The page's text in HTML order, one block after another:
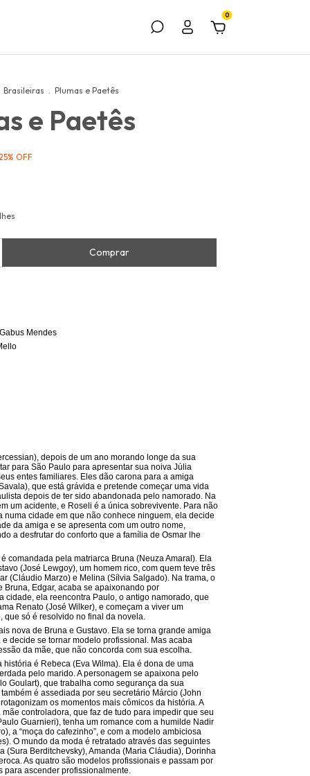
0
Brasileiras . Plumas e Paetês
e Paetês
% OFF
Mendes
depois de um ano morando longe da sua
para São Paulo para apresentar sua noiva Júlia
entes familiares. Eles dão carona para a amiga
que está grávida e pretende começar uma vida
depois de ter sido abandonada pelo namorado. Na
um acidente, e Roseli é a única sobrevivente. Para não
numa cidade em que não conhece ninguem, ela decide
da amiga e se apresenta com um outro nome,
a desfrutar do conforto que a família de Osmar lhe
comandada pela matriarca Bruna (Neuza Amaral). Ela
(José Lewgoy), um homem rico, com quem teve três
(Cláudio Marzo) e Melina (Sílvia Salgado). Na trama, o
Bruna, Edgar, acaba se apaixonando por
cidade, ela reencontra Paulo, o antigo namorado, que
Renato (José Wilker), e começam a viver um
que só é resolvido no final da novela.
nova de Bruna e Gustavo. Ela se torna grande amiga
decide se tornar modelo profissional. Mas acaba
da mãe, que não concorda com sua escolha.
história é Rebeca (Eva Wilma). Ela é dona de uma
pelo marido. A personagem se apaixona pelo
Goulart), que trabalha como segurança da sua
é assediada por seu secretário Márcio (John
os momentos mais cômicos da história. A
controladora, que faz de tudo para impedir que seu
Guarnieri), tenha um romance com a humilde Nadir
a “moça do cafezinho”, e com a modelo ambiciosa
O mundo da moda é retratado através das seguintes
(Sura Berditchevsky), Amanda (Maria Cláudia), Dorinha
As quatro são modelos profissionais e passam por
para ascender profissionalmente.